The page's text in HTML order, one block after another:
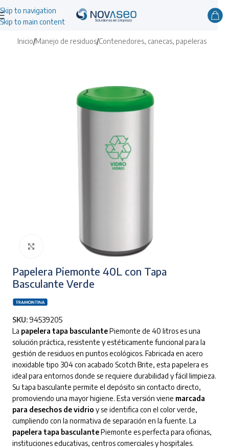
Skip to navigation
Skip to main content
Inicio/Manejo de residuos/Contenedores, canecas, papeleras
Clic para ampliar
Papelera Piemonte 40L con Tapa
Basculante Verde
SKU:94539205
La papelera tapa basculantePiemonte de 40 litros es una
solución práctica, resistente y estéticamente funcional para la
gestión de residuos en puntos ecológicos. Fabricada en acero
inoxidable tipo 304 con acabado Scotch Brite, esta papelera es
ideal para entornos donde se requiere durabilidad y fácil limpieza.
Su tapa basculante permite el depósito sin contacto directo,
promoviendo una mayor higiene. Esta versión viene marcada
para desechos de vidrio y se identifica con el color verde,
cumpliendo con la normativa de separación en la fuente. La
papelera tapa basculantePiemonte es perfecta para oficinas,
instituciones educativas, centros comerciales y hospitales.